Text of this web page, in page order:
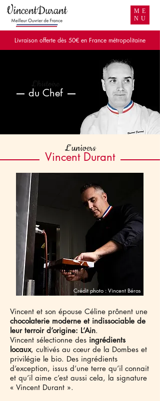
ME
NU
VincentDurant
Livraison offerte dès 50€ en France métropolitaine
L'histoire
du Chef
L'univers
Vincent Durant
Crédit photo : Vincent Béras
Vincent et son épouse Céline prônent une
chocolaterie moderne et indissociable de
leur terroir d’origine: L’Ain.
Vincent sélectionne des ingrédients
locaux, cultivés au cœur de la Dombes et
privilégie le bio. Des ingrédients
d’exception, issus d’une terre qu’il connait
et qu’il aime c’est aussi cela, la signature
« Vincent Durant ».